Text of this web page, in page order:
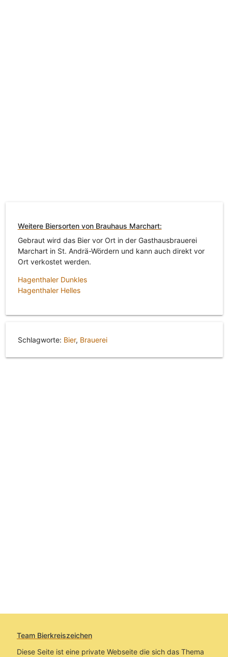
Weitere Biersorten von Brauhaus Marchart:
Gebraut wird das Bier vor Ort in der Gasthausbrauerei
Marchart in St. Andrä-Wördern und kann auch direkt vor
Ort verkostet werden.
Hagenthaler Dunkles
Hagenthaler Helles
Schlagworte: Bier, Brauerei
Team Bierkreiszeichen
Diese Seite ist eine private Webseite die sich das Thema